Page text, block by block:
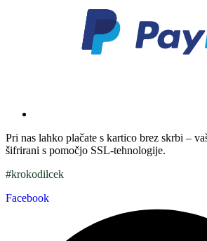
Pri nas lahko plačate s kartico brez skrbi –
šifrirani s pomočjo SSL-tehnologije.
#krokodilcek
Facebook